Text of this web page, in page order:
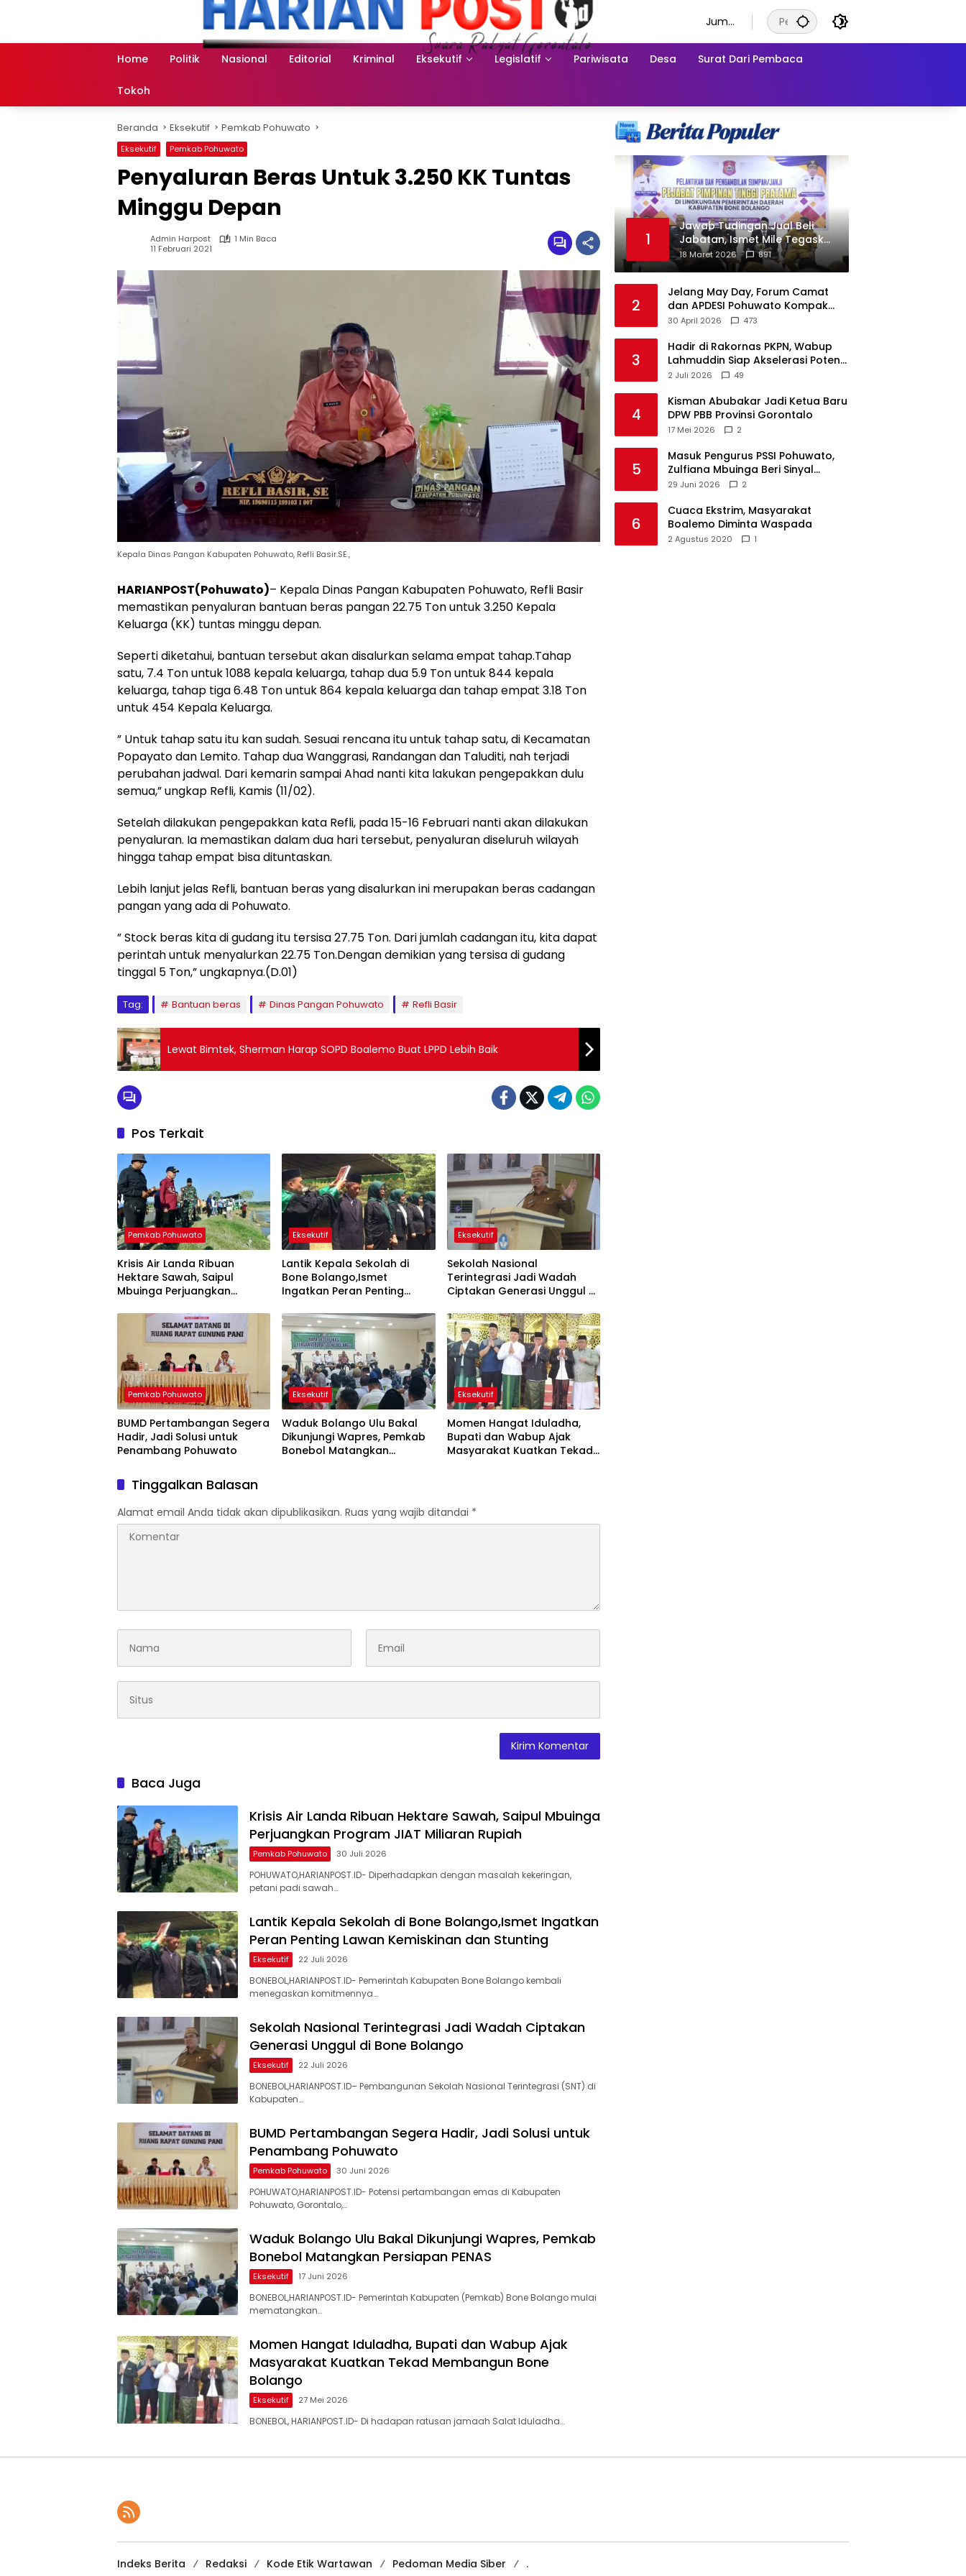
Juma
us
Home Politik Nasional Editorial Kriminal Eksekutif Legislatif Pariwisata Desa Surat Dari Pembaca
Tokoh
Beranda Eksekutif Pemkab Pohuwato
Eksekutif Pemkab Pohuwato
Penyaluran Beras Untuk 3.250 KK Tuntas
Minggu Depan
Admin Harpost
1 Min Baca
11 Februari 2021
Kepala Dinas Pangan Kabupaten Pohuwato, Refli Basir.SE.,
HARIANPOST(Pohuwato)– Kepala Dinas Pangan Kabupaten Pohuwato, Refli Basir
memastikan penyaluran bantuan beras pangan 22.75 Ton untuk 3.250 Kepala
Keluarga (KK) tuntas minggu depan.
Seperti diketahui, bantuan tersebut akan disalurkan selama empat tahap.Tahap
satu, 7.4 Ton untuk 1088 kepala keluarga, tahap dua 5.9 Ton untuk 844 kepala
keluarga, tahap tiga 6.48 Ton untuk 864 kepala keluarga dan tahap empat 3.18 Ton
untuk 454 Kepala Keluarga.
” Untuk tahap satu itu kan sudah. Sesuai rencana itu untuk tahap satu, di Kecamatan
Popayato dan Lemito. Tahap dua Wanggrasi, Randangan dan Taluditi, nah terjadi
perubahan jadwal. Dari kemarin sampai Ahad nanti kita lakukan pengepakkan dulu
semua,” ungkap Refli, Kamis (11/02).
Setelah dilakukan pengepakkan kata Refli, pada 15-16 Februari nanti akan dilakukan
penyaluran. Ia memastikan dalam dua hari tersebut, penyaluran diseluruh wilayah
hingga tahap empat bisa dituntaskan.
Lebih lanjut jelas Refli, bantuan beras yang disalurkan ini merupakan beras cadangan
pangan yang ada di Pohuwato.
” Stock beras kita di gudang itu tersisa 27.75 Ton. Dari jumlah cadangan itu, kita dapat
perintah untuk menyalurkan 22.75 Ton.Dengan demikian yang tersisa di gudang
tinggal 5 Ton,” ungkapnya.(D.01)
Tag: Bantuan beras Dinas Pangan Pohuwato Refli Basir
Lewat Bimtek, Sherman Harap SOPD Boalemo Buat LPPD Lebih Baik
Pos Terkait
Pemkab Pohuwato
Krisis Air Landa Ribuan
Hektare Sawah, Saipul
Mbuinga Perjuangkan
Rupiah
Eksekutif
Lantik Kepala Sekolah di
Bone Bolango,Ismet
Ingatkan Peran Penting
Stunting
Eksekutif
Sekolah Nasional
Terintegrasi Jadi Wadah
Ciptakan Generasi Unggul di
Pemkab Pohuwato
BUMD Pertambangan Segera
Hadir, Jadi Solusi untuk
Penambang Pohuwato
Eksekutif
Waduk Bolango Ulu Bakal
Dikunjungi Wapres, Pemkab
Bonebol Matangkan
Eksekutif
Momen Hangat Iduladha,
Bupati dan Wabup Ajak
Masyarakat Kuatkan Tekad
Tinggalkan Balasan
Alamat email Anda tidak akan dipublikasikan. Ruas yang wajib ditandai *
Baca Juga
Krisis Air Landa Ribuan Hektare Sawah, Saipul Mbuinga
Perjuangkan Program JIAT Miliaran Rupiah
Pemkab Pohuwato 30 Juli 2026
POHUWATO,HARIANPOST.ID- Diperhadapkan dengan masalah kekeringan,
petani padi sawah…
Lantik Kepala Sekolah di Bone Bolango,Ismet Ingatkan
Peran Penting Lawan Kemiskinan dan Stunting
Eksekutif 22 Juli 2026
BONEBOL,HARIANPOST.ID- Pemerintah Kabupaten Bone Bolango kembali
menegaskan komitmennya…
Sekolah Nasional Terintegrasi Jadi Wadah Ciptakan
Generasi Unggul di Bone Bolango
Eksekutif 22 Juli 2026
BONEBOL,HARIANPOST.ID– Pembangunan Sekolah Nasional Terintegrasi (SNT) di
Kabupaten…
BUMD Pertambangan Segera Hadir, Jadi Solusi untuk
Penambang Pohuwato
Pemkab Pohuwato 30 Juni 2026
POHUWATO,HARIANPOST.ID- Potensi pertambangan emas di Kabupaten
Pohuwato, Gorontalo,…
Waduk Bolango Ulu Bakal Dikunjungi Wapres, Pemkab
Bonebol Matangkan Persiapan PENAS
Eksekutif 17 Juni 2026
BONEBOL,HARIANPOST.ID- Pemerintah Kabupaten (Pemkab) Bone Bolango mulai
mematangkan…
Momen Hangat Iduladha, Bupati dan Wabup Ajak
Masyarakat Kuatkan Tekad Membangun Bone
Bolango
Eksekutif 27 Mei 2026
BONEBOL, HARIANPOST.ID- Di hadapan ratusan jamaah Salat Iduladha…
1
Jawab Tudingan Jual Beli
Jabatan, Ismet Mile Tegaskan
Prosedur Pengisian Jabatan
18 Maret 2026 891
2
Jelang May Day, Forum Camat
dan APDESI Pohuwato Kompak
Minta Aksi BARA API Ditunda
30 April 2026 473
3
Hadir di Rakornas PKPN, Wabup
Lahmuddin Siap Akselerasi Potensi
Maritim Boalemo
2 Juli 2026 49
4
Kisman Abubakar Jadi Ketua Baru
DPW PBB Provinsi Gorontalo
17 Mei 2026 2
5
Masuk Pengurus PSSI Pohuwato,
Zulfiana Mbuinga Beri Sinyal
Dampingi Nasir di Arena Politik ?
29 Juni 2026 2
6
Cuaca Ekstrim, Masyarakat
Boalemo Diminta Waspada
2 Agustus 2020 1
Indeks Berita Redaksi Kode Etik Wartawan Pedoman Media Siber .